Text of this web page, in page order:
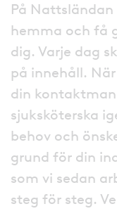
På
hemma och få
dig. Varje dag
på innehåll.
din
sjuksköterska
behov och
grund för din
som vi sedan
steg för steg.